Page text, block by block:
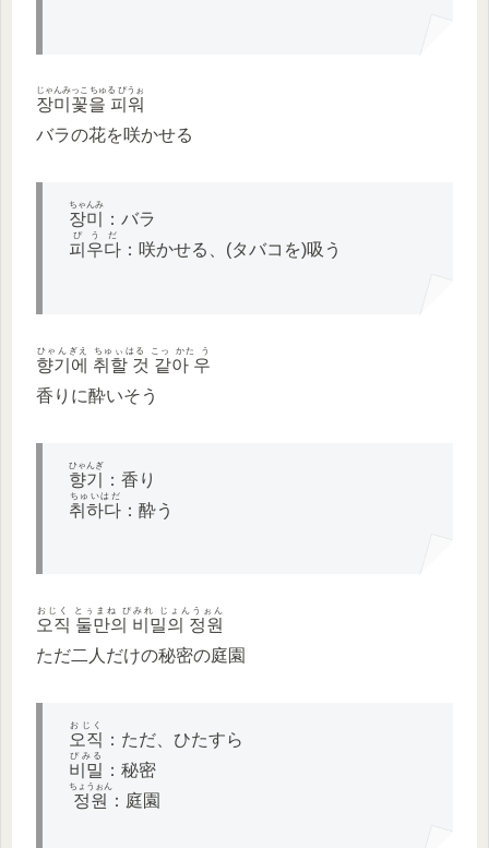
장미꽃을 피워
じゃんみっこちゅる ぴうぉ
バラの花を咲かせる
장미
ちゃんみ
：バラ
피우다
ぴうだ
：咲かせる、(タバコを)吸う
향기에 취할 것 같아 우
ひゃんぎえ ちゅぃはる こっ かた う
香りに酔いそう
향기
ひゃんぎ
：香り
취하다
ちゅいはだ
：酔う
오직 둘만의 비밀의 정원
おじく とぅまね ぴみれ じょんうぉん
ただ二人だけの秘密の庭園
오직
おじく
：ただ、ひたすら
비밀
ぴみる
：秘密
정원
ちょうぉん
：庭園